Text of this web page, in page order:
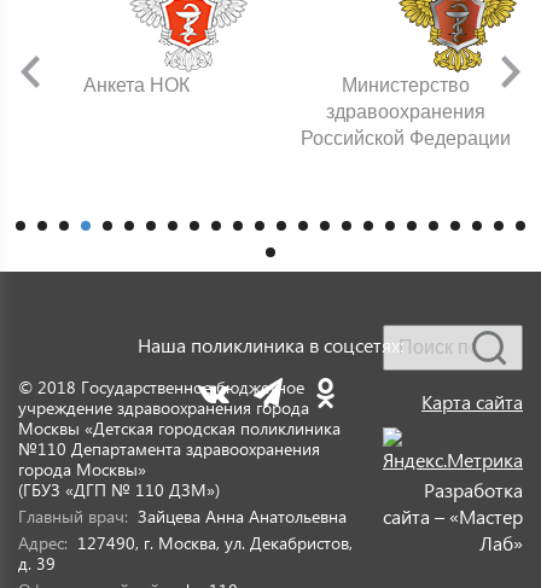
Анкета НОК
Министерство
здравоохранения
Российской Федерации
© 2018 Государственное бюджетное
учреждение здравоохранения города
Москвы «Детская городская поликлиника
№110 Департамента здравоохранения
города Москвы»
(ГБУЗ «ДГП № 110 ДЗМ»)
Главный врач: Зайцева Анна Анатольевна
Адрес: 127490, г. Москва, ул. Декабристов,
д. 39
Наша поликлиника в соцсетях:
Карта сайта
Разработка
сайта – «Мастер
Лаб»